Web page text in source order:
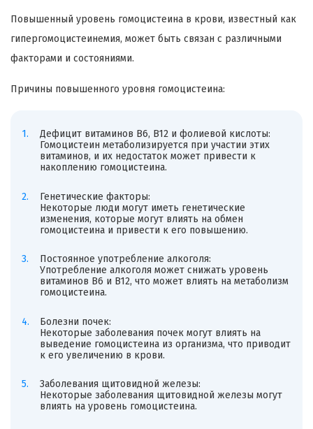
Повышенный уровень гомоцистеина в крови, известный как
гипергомоцистеинемия, может быть связан с различными
факторами и состояниями.
Причины повышенного уровня гомоцистеина:
Дефицит витаминов B6, B12 и фолиевой кислоты:
Гомоцистеин метаболизируется при участии этих
витаминов, и их недостаток может привести к
накоплению гомоцистеина.
Генетические факторы:
Некоторые люди могут иметь генетические
изменения, которые могут влиять на обмен
гомоцистеина и привести к его повышению.
Постоянное употребление алкоголя:
Употребление алкоголя может снижать уровень
витаминов B6 и B12, что может влиять на метаболизм
гомоцистеина.
Болезни почек:
Некоторые заболевания почек могут влиять на
выведение гомоцистеина из организма, что приводит
к его увеличению в крови.
Заболевания щитовидной железы:
Некоторые заболевания щитовидной железы могут
влиять на уровень гомоцистеина.